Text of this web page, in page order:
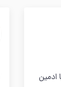
ادمین